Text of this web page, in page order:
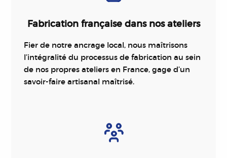
Fabrication française dans nos ateliers
Fier de notre ancrage local, nous maîtrisons
l’intégralité du processus de fabrication au sein
de nos propres ateliers en France, gage d’un
savoir-faire artisanal maîtrisé.